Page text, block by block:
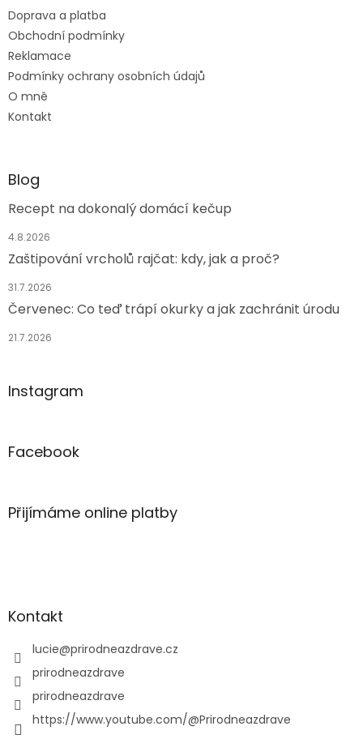
Doprava a platba
Obchodní podmínky
Reklamace
Podmínky ochrany osobních údajů
O mně
Kontakt
Blog
Recept na dokonalý domácí kečup
4.8.2026
Zaštipování vrcholů rajčat: kdy, jak a proč?
31.7.2026
Červenec: Co teď trápí okurky a jak zachránit úrodu
21.7.2026
Instagram
Facebook
Přijímáme online platby
Kontakt
lucie@prirodneazdrave.cz
prirodneazdrave
prirodneazdrave
https://www.youtube.com/@Prirodneazdrave